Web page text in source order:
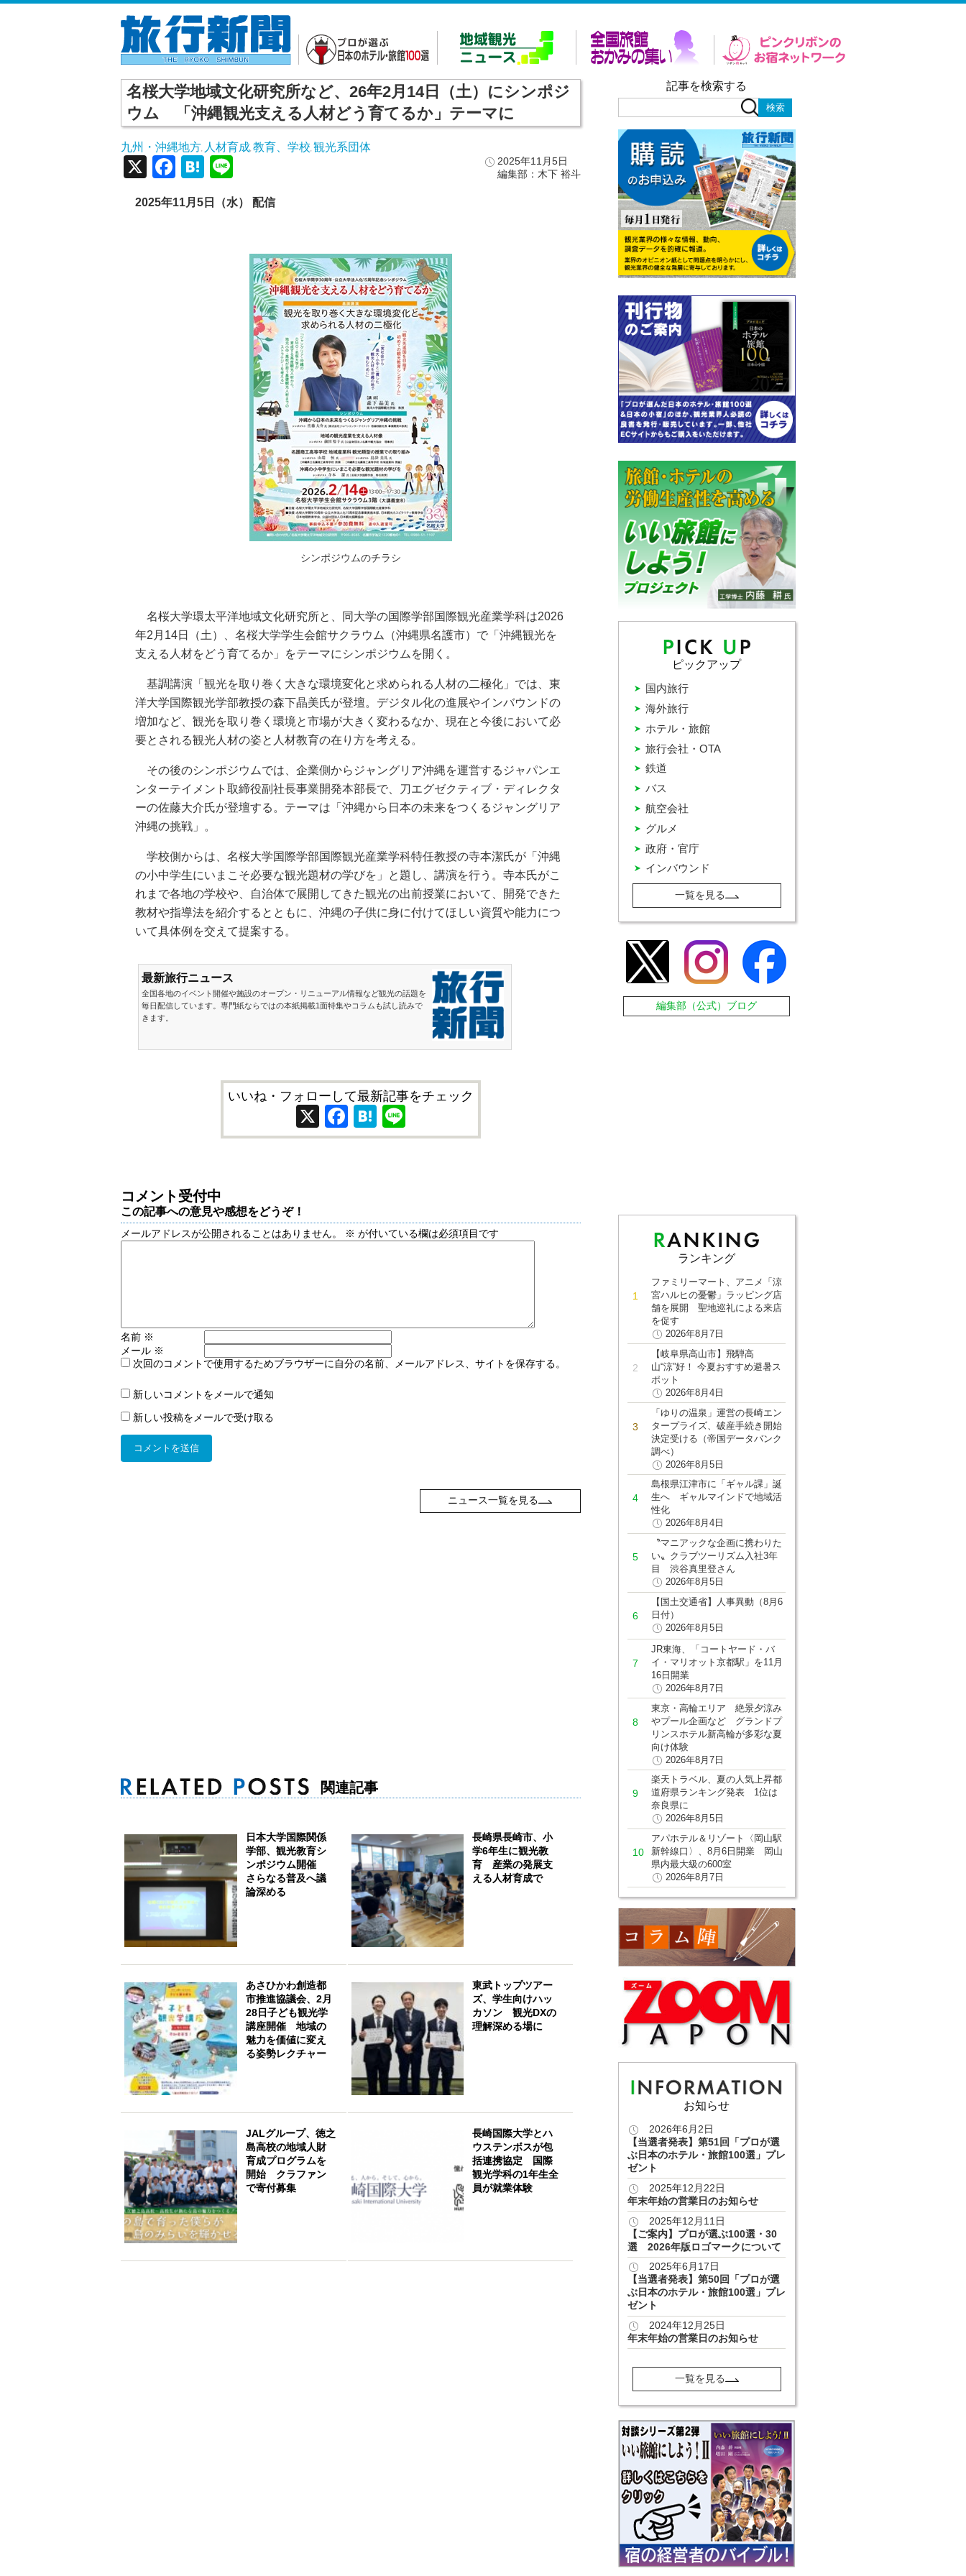
名桜大学地域文化研究所など、26年2月14日（土）にシンポジ
ウム 「沖縄観光支える人材どう育てるか」テーマに
九州・沖縄地方 人材育成 ,教育、学校 ,観光系団体
2025年11月5日
編集部：木下 裕斗
X Facebook
Hatena
2025年11月5日（水） 配信
シンポジウムのチラシ
名桜大学環太平洋地域文化研究所と、同大学の国際学部国際観光産業学科は2026
年2月14日（土）、名桜大学学生会館サクラウム（沖縄県名護市）で「沖縄観光を
支える人材をどう育てるか」をテーマにシンポジウムを開く。
基調講演「観光を取り巻く大きな環境変化と求められる人材の二極化」では、東
洋大学国際観光学部教授の森下晶美氏が登壇。デジタル化の進展やインバウンドの
増加など、観光を取り巻く環境と市場が大きく変わるなか、現在と今後において必
要とされる観光人材の姿と人材教育の在り方を考える。
その後のシンポジウムでは、企業側からジャングリア沖縄を運営するジャパンエ
ンターテイメント取締役副社長事業開発本部長で、刀エグゼクティブ・ディレクタ
ーの佐藤大介氏が登壇する。テーマは「沖縄から日本の未来をつくるジャングリア
沖縄の挑戦」。
学校側からは、名桜大学国際学部国際観光産業学科特任教授の寺本潔氏が「沖縄
の小中学生にいまこそ必要な観光題材の学びを」と題し、講演を行う。寺本氏がこ
れまで各地の学校や、自治体で展開してきた観光の出前授業において、開発できた
教材や指導法を紹介するとともに、沖縄の子供に身に付けてほしい資質や能力につ
いて具体例を交えて提案する。
最新旅行ニュース
全国各地のイベント開催や施設のオープン・リニューアル情報など観光の話題を
毎日配信しています。専門紙ならではの本紙掲載1面特集やコラムも試し読みで
きます。
いいね・フォローして最新記事をチェック
X Facebook
Hatena
コメント受付中
この記事への意見や感想をどうぞ！
メールアドレスが公開されることはありません。 ※ が付いている欄は必須項目です
名前 ※
メール ※
次回のコメントで使用するためブラウザーに自分の名前、メールアドレス、サイトを保存する。
新しいコメントをメールで通知
新しい投稿をメールで受け取る
ニュース一覧を見る
関連記事
日本大学国際関係
学部、観光教育シ
ンポジウム開催
さらなる普及へ議
論深める
長崎県長崎市、小
学6年生に観光教
育 産業の発展支
える人材育成で
あさひかわ創造都
市推進協議会、2月
28日子ども観光学
講座開催 地域の
魅力を価値に変え
る姿勢レクチャー
東武トップツアー
ズ、学生向けハッ
カソン 観光DXの
理解深める場に
JALグループ、徳之
島高校の地域人財
育成プログラムを
開始 クラファン
で寄付募集
長崎国際大学とハ
ウステンボスが包
括連携協定 国際
観光学科の1年生全
員が就業体験
記事を検索する
ピックアップ
インバウンド
グルメ
バス
ホテル・旅館
国内旅行
政府・官庁
旅行会社・OTA
海外旅行
航空会社
鉄道
一覧を見る
編集部（公式）ブログ
ランキング
ファミリーマート、アニメ「涼
宮ハルヒの憂鬱」ラッピング店
舗を展開 聖地巡礼による来店
を促す
2026年8月7日
【岐阜県高山市】飛騨高
山“涼”好！ 今夏おすすめ避暑ス
ポット
2026年8月4日
「ゆりの温泉」運営の長崎エン
タープライズ、破産手続き開始
決定受ける（帝国データバンク
調べ）
2026年8月5日
島根県江津市に「ギャル課」誕
生へ ギャルマインドで地域活
性化
2026年8月4日
〝マニアックな企画に携わりた
い〟クラブツーリズム入社3年
目 渋谷真里登さん
2026年8月5日
【国土交通省】人事異動（8月6
日付）
2026年8月5日
JR東海、「コートヤード・バ
イ・マリオット京都駅」を11月
16日開業
2026年8月7日
東京・高輪エリア 絶景夕涼み
やプール企画など グランドプ
リンスホテル新高輪が多彩な夏
向け体験
2026年8月7日
楽天トラベル、夏の人気上昇都
道府県ランキング発表 1位は
奈良県に
2026年8月5日
アパホテル＆リゾート〈岡山駅
新幹線口〉、8月6日開業 岡山
県内最大級の600室
2026年8月7日
お知らせ
2026年6月2日
【当選者発表】第51回「プロが選
ぶ日本のホテル・旅館100選」プレ
ゼント
2025年12月22日
年末年始の営業日のお知らせ
2025年12月11日
【ご案内】プロが選ぶ100選・30
選 2026年版ロゴマークについて
2025年6月17日
【当選者発表】第50回「プロが選
ぶ日本のホテル・旅館100選」プレ
ゼント
2024年12月25日
年末年始の営業日のお知らせ
一覧を見る